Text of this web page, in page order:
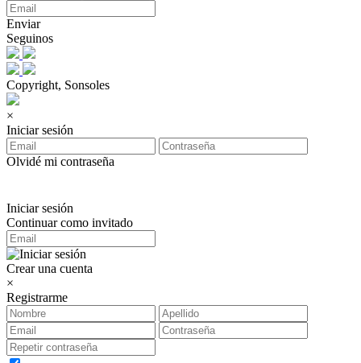
Enviar
Seguinos
Copyright, Sonsoles
×
Iniciar sesión
Olvidé mi contraseña
Iniciar sesión
Continuar como invitado
Crear una cuenta
×
Registrarme